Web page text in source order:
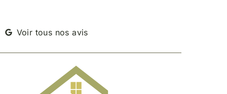
d’espace.
réalisé par leur soin à côté de chez nous afin de
nous réconforter dans notre décision.
Voir tous nos avis